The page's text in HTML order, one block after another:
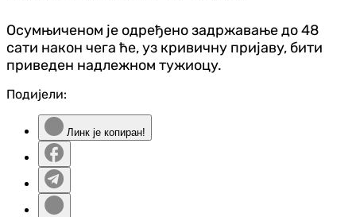
Осумњиченом је одређено задржавање до 48
сати након чега ће, уз кривичну пријаву, бити
приведен надлежном тужиоцу.
Подијели:
Линк је копиран!